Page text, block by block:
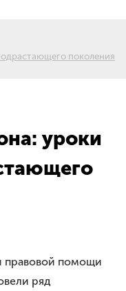
поколения
уроки
правовой помощи
ряд